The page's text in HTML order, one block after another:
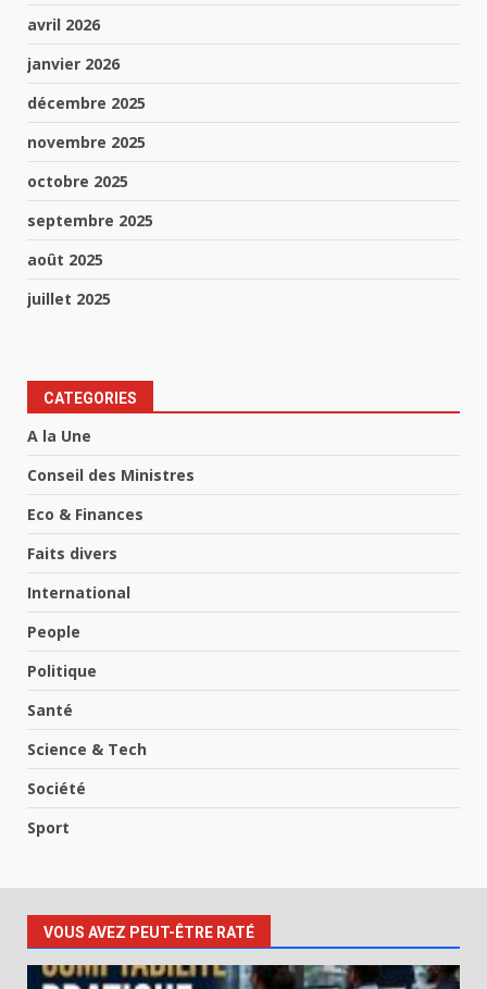
avril 2026
janvier 2026
décembre 2025
novembre 2025
octobre 2025
septembre 2025
août 2025
juillet 2025
CATEGORIES
A la Une
Conseil des Ministres
Eco & Finances
Faits divers
International
People
Politique
Santé
Science & Tech
Société
Sport
VOUS AVEZ PEUT-ÊTRE RATÉ